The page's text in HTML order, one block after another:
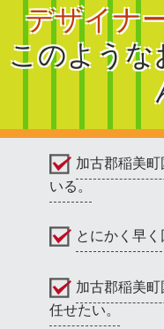
デザイナ
このよう
加古郡稲美
いる。
とにかく早
加古郡稲美
任せたい。